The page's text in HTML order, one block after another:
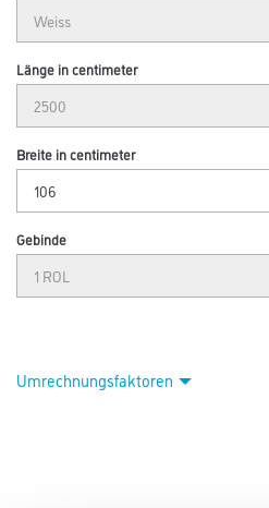
Länge in centimeter
Breite in centimeter
Gebinde
Umrechnungsfaktoren